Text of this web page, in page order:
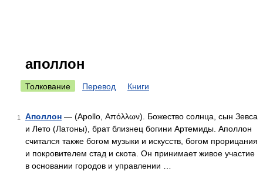
аполлон
Толкование Перевод Книги
1 Аполлон — (Apollo, Απόλλων). Божество солнца, сын Зевса
и Лето (Латоны), брат близнец богини Артемиды. Аполлон
считался также богом музыки и искусств, богом прорицания
и покровителем стад и скота. Он принимает живое участие
в основании городов и управлении …